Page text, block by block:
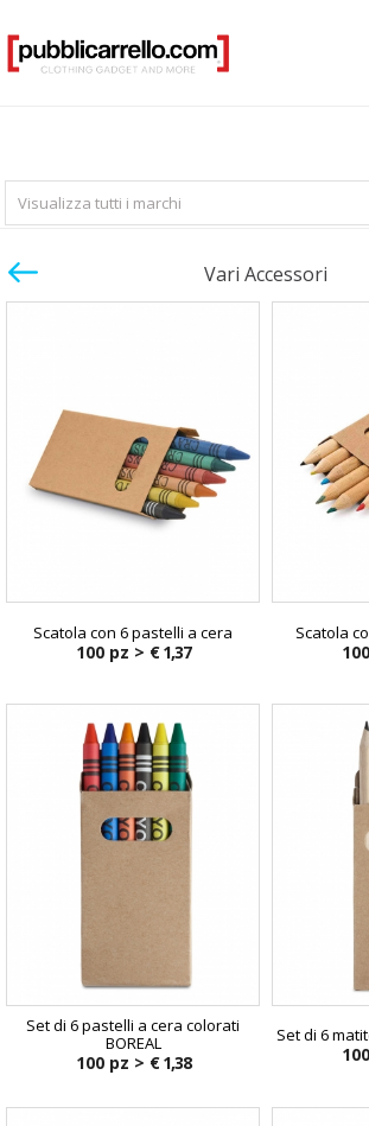
Visualizza tutti i marchi
Vari Accessori
Scatola con 6 pastelli a cera
100 pz > € 1,37
Scatola
Set di 6 pastelli a cera colorati
BOREAL
100 pz > € 1,38
Set di 6